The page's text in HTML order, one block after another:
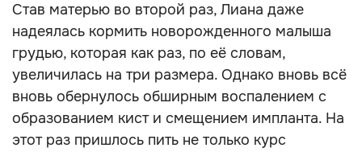
Став матерью во второй раз, Лиана даже
надеялась кормить новорожденного малыша
грудью, которая как раз, по её словам,
увеличилась на три размера. Однако вновь всё
вновь обернулось обширным воспалением с
образованием кист и смещением импланта. На
этот раз пришлось пить не только курс